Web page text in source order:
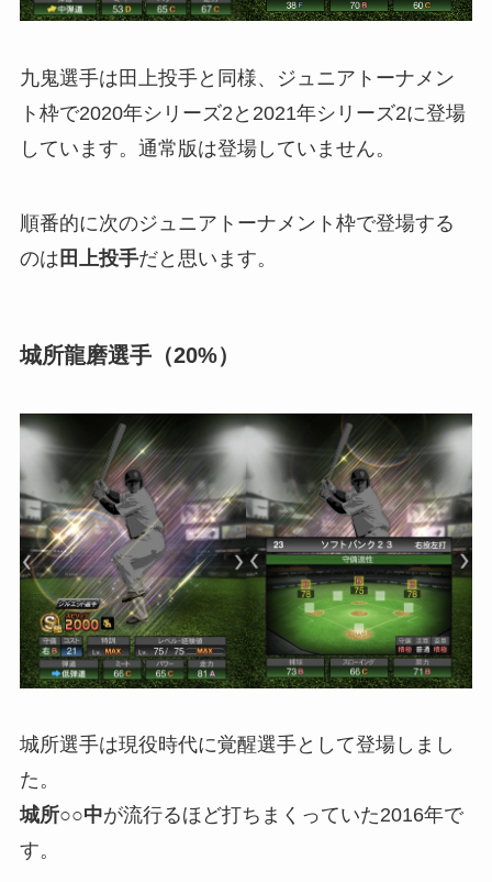
九鬼選手は田上投手と同様、ジュニアトーナメン
ト枠で2020年シリーズ2と2021年シリーズ2に登場
しています。通常版は登場していません。
順番的に次のジュニアトーナメント枠で登場する
のは 田上投手だと思います。
城所龍磨選手（20%）
城所選手は現役時代に覚醒選手として登場しまし
た。
城所○○中が流行るほど打ちまくっていた2016年で
す。